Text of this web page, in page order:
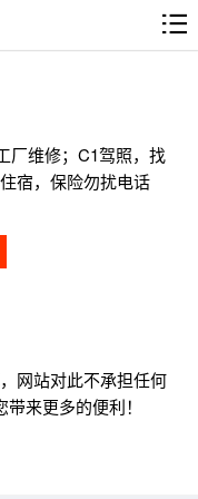
厂维修；C1驾照，找
宿，保险勿扰电话
网站对此不承担任何
来更多的便利！